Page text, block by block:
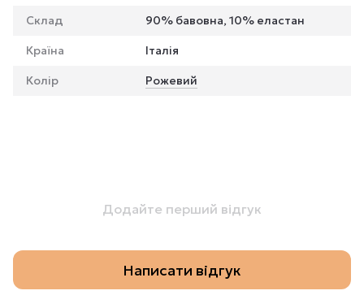
Склад 90% бавовна, 10% еластан
Країна Італія
Колір Рожевий
Додайте перший відгук
Написати відгук